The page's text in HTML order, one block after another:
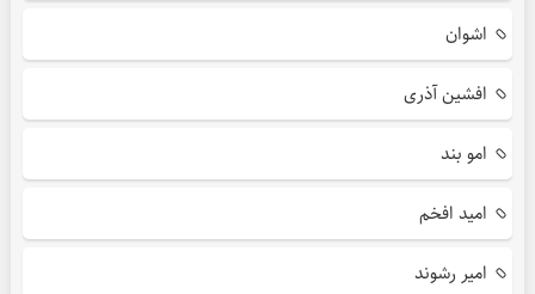
اشوان
افشین آذری
امو بند
امید افخم
امیر رشوند